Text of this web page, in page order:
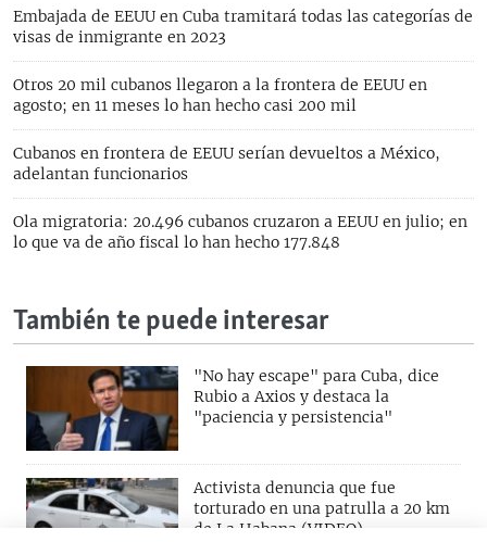
Embajada de EEUU en Cuba tramitará todas las categorías de
visas de inmigrante en 2023
Otros 20 mil cubanos llegaron a la frontera de EEUU en
agosto; en 11 meses lo han hecho casi 200 mil
Cubanos en frontera de EEUU serían devueltos a México,
adelantan funcionarios
Ola migratoria: 20.496 cubanos cruzaron a EEUU en julio; en
lo que va de año fiscal lo han hecho 177.848
También te puede interesar
"No hay escape" para Cuba, dice
Rubio a Axios y destaca la
"paciencia y persistencia"
Activista denuncia que fue
torturado en una patrulla a 20 km
de La Habana (VIDEO)